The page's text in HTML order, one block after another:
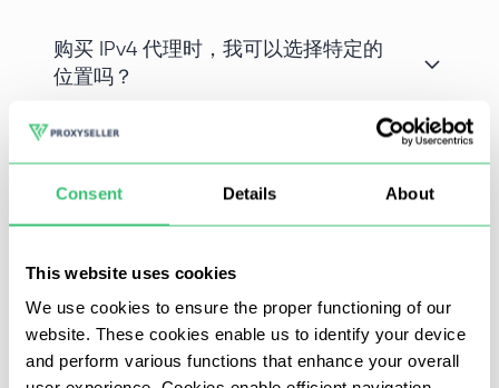
Consent Details About
This website uses cookies
We use cookies to ensure the proper functioning of our
website. These cookies enable us to identify your device
and perform various functions that enhance your overall
购买 IPv4 代理时，我可以选择特定的
位置吗？
在 aXXo Movies 上欣赏经典名曲和最新大片本应是一种无
常面临访问难题。在 Proxy-Seller.com，我们专门提供可靠
的代理服务器，为您不受限制地访问 aXXo Movies 架起一
座桥梁。